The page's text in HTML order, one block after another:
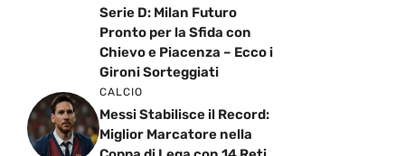
Serie D: Milan Futuro
Pronto per la Sfida con
Chievo e Piacenza – Ecco i
Gironi Sorteggiati
CALCIO
Messi Stabilisce il Record:
Miglior Marcatore nella